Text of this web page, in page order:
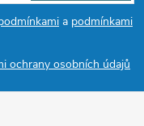
a podmínkami
ochrany osobních údajů